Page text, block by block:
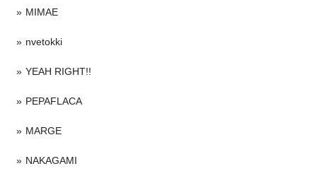
MIMAE
nvetokki
YEAH RIGHT!!
PEPAFLACA
MARGE
NAKAGAMI